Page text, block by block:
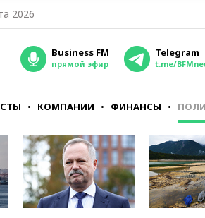
2026
Business FM
прямой эфир
Telegram
t.me/
КОМПАНИИ ФИНАНСЫ